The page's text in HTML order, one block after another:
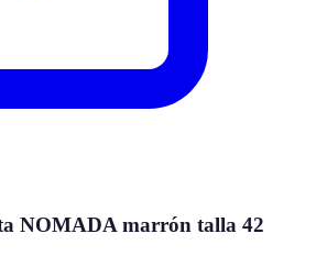
NOMADA marrón talla 42